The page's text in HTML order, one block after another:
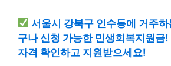
서울시 강북구 인수동에 거주
구나 신청 가능한 민생회복지원금!
자격 확인하고 지원받으세요!